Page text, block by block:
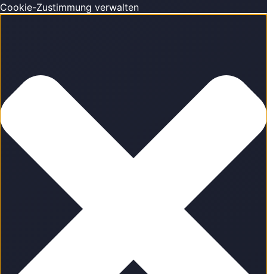
Cookie-Zustimmung verwalten